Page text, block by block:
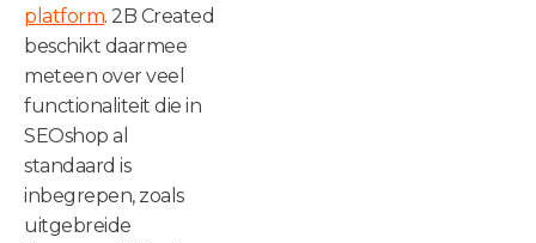
platform. 2B Created
beschikt daarmee
meteen over veel
functionaliteit die in
SEOshop al
standaard is
inbegrepen, zoals
uitgebreide